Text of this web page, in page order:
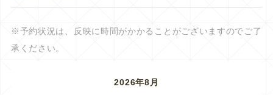
※予約状況は、反映に時間がかかることがございますのでご了
承ください。
2026年8月